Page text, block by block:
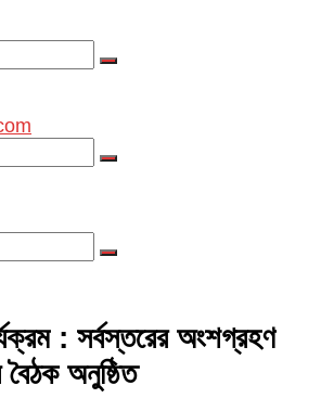
: সর্বস্তরের অংশগ্রহণ
বৈঠক অনুষ্ঠিত